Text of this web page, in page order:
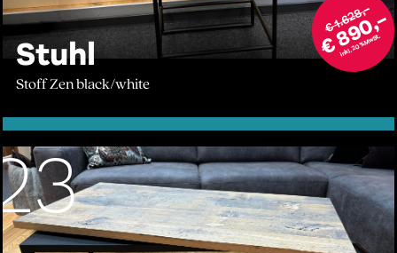
€ 1.628,–
€ 890,–
inkl. 20% MwSt.
Stuhl
Stoff Zen black/white